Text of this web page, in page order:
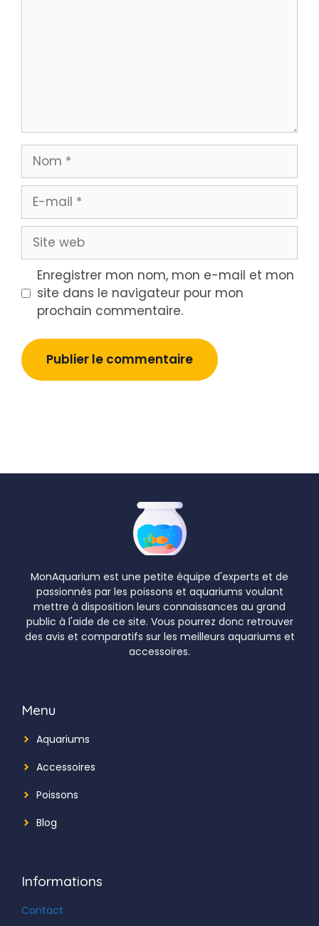
Nom
mail
Site
web
Enregistrer mon nom, mon e-mail et mon
site dans le navigateur pour mon
prochain commentaire.
MonAquarium est une petite équipe d'experts et de
passionnés par les poissons et aquariums voulant
mettre à disposition leurs connaissances au grand
public à l'aide de ce site. Vous pourrez donc retrouver
des avis et comparatifs sur les meilleurs aquariums et
accessoires.
Menu
Aquariums
Accessoires
Poissons
Blog
Informations
Contact